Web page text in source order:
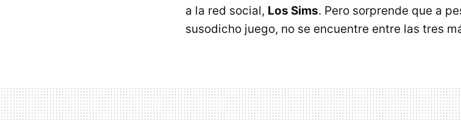
a la red social, Los Sims. Pero sorprende que a
susodicho juego, no se encuentre entre las tres